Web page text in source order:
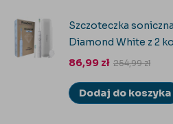
Szczoteczka
Diamond White z 2
86,99 zł 254,99zł
Dodaj do koszyka